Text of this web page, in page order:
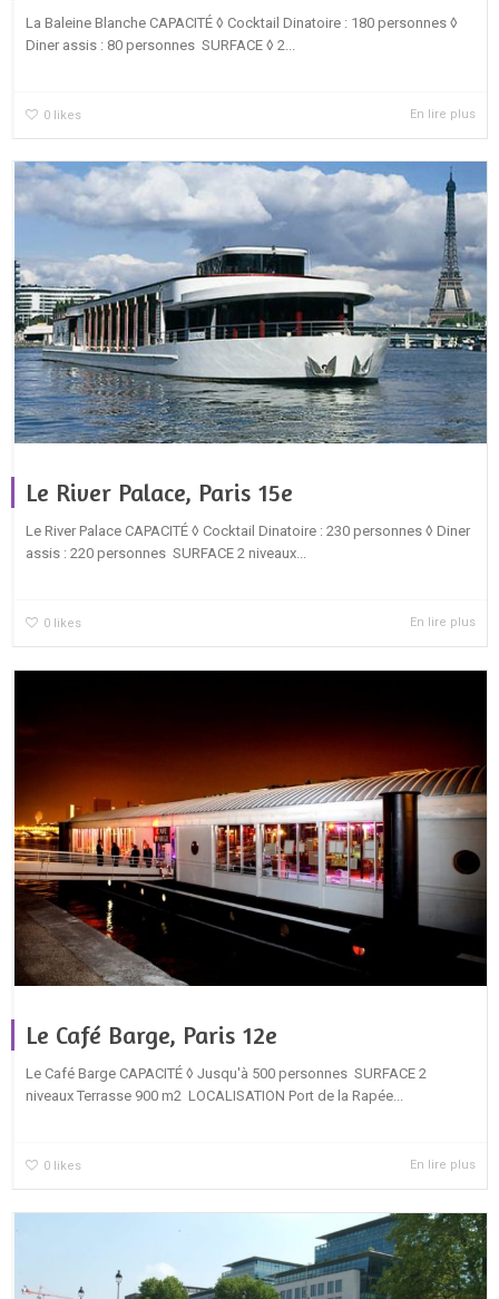
La Baleine Blanche CAPACITÉ ◊ Cocktail Dinatoire : 180 personnes ◊
Diner assis : 80 personnes SURFACE ◊ 2...
0 likes En lire plus
Le River Palace, Paris 15e
Le River Palace CAPACITÉ ◊ Cocktail Dinatoire : 230 personnes ◊ Diner
assis : 220 personnes SURFACE 2 niveaux...
0 likes En lire plus
Le Café Barge, Paris 12e
Le Café Barge CAPACITÉ ◊ Jusqu'à 500 personnes SURFACE 2
niveaux Terrasse 900 m2 LOCALISATION Port de la Rapée...
0 likes En lire plus